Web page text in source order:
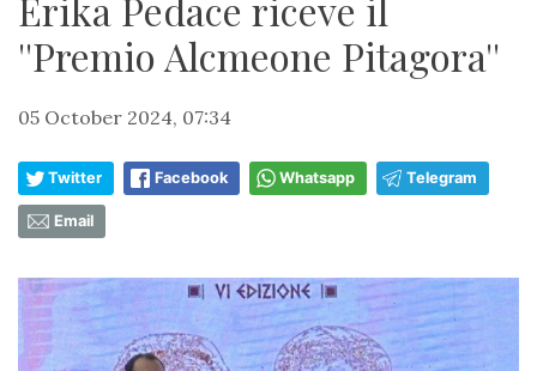
''Premio Alcmeone Pitagora''
05 October 2024, 07:34
Twitter Facebook Whatsapp Telegram
Email